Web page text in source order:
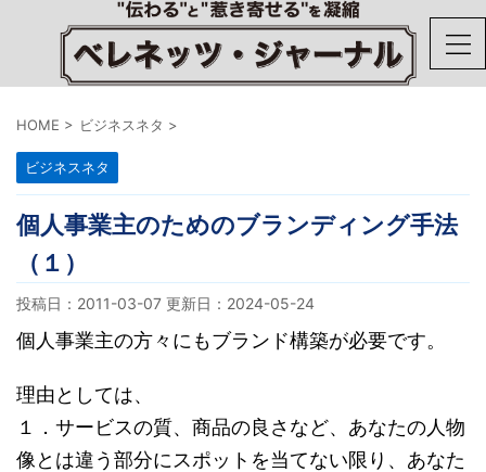
HOME > ビジネスネタ >
ビジネスネタ
個人事業主のためのブランディング手法
（１）
投稿日：2011-03-07 更新日： 2024-05-24
個人事業主の方々にもブランド構築が必要です。
理由としては、
１．サービスの質、商品の良さなど、あなたの人物
像とは違う部分にスポットを当てない限り、あなた